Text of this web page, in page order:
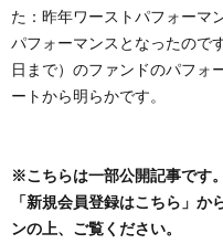
た：昨年ワーストパフォーマ
パフォーマンスとなったので
日まで）のファンドのパフォ
ートから明らかです。
※こちらは一部公開記事です
「新規会員登録はこちら」
ンの上、ご覧ください。